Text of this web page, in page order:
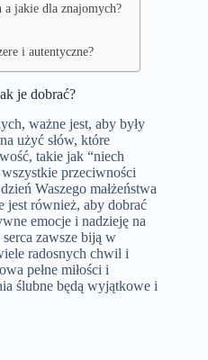
jakie dla znajomych?
i autentyczne?
je dobrać?
ważne jest, aby były
użyć słów, które
takie jak “niech
przeciwności
Waszego małżeństwa
jest również, aby dobrać
emocje i nadzieję na
serca zawsze biją w
radosnych chwil i
pełne miłości i
ślubne będą wyjątkowe i